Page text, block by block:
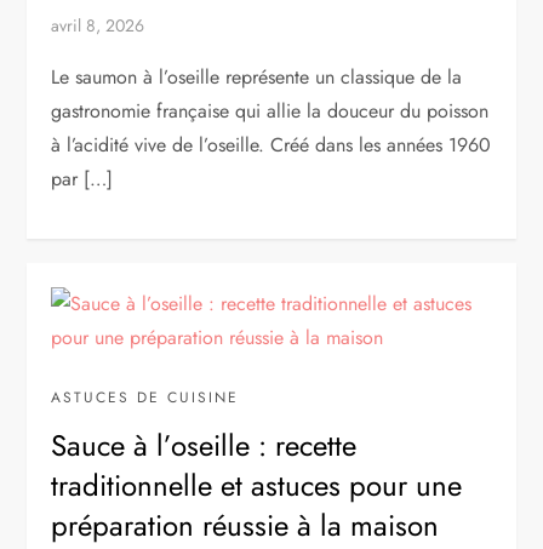
avril 8, 2026
Le saumon à l’oseille représente un classique de la
gastronomie française qui allie la douceur du poisson
à l’acidité vive de l’oseille. Créé dans les années 1960
par […]
ASTUCES DE CUISINE
Sauce à l’oseille : recette
traditionnelle et astuces pour une
préparation réussie à la maison